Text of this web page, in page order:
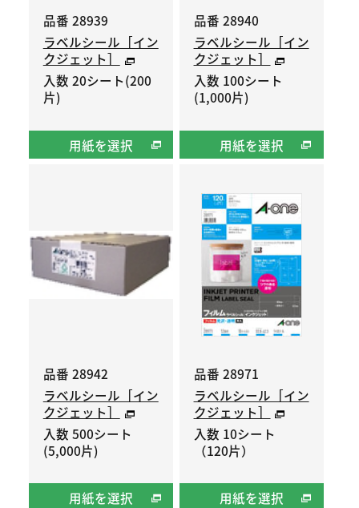
品番 28939
ラベルシール［イン
クジェット］
入数 20シート(200
片)
用紙を選択
品番 28940
ラベルシール［イン
クジェット］
入数 100シート
(1,000片)
用紙を選択
品番 28942
ラベルシール［イン
クジェット］
入数 500シート
(5,000片)
用紙を選択
品番 28971
ラベルシール［イン
クジェット］
入数 10シート
（120片）
用紙を選択